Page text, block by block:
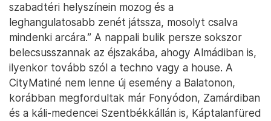
szabadtéri helyszínein mozog és a
leghangulatosabb zenét játssza, mosolyt csalva
mindenki arcára.” A nappali bulik persze sokszor
belecsusszannak az éjszakába, ahogy Almádiban is,
ilyenkor tovább szól a techno vagy a house. A
CityMatiné nem lenne új esemény a Balatonon,
korábban megfordultak már Fonyódon, Zamárdiban
és a káli-medencei Szentbékkállán is, Káptalanfüred